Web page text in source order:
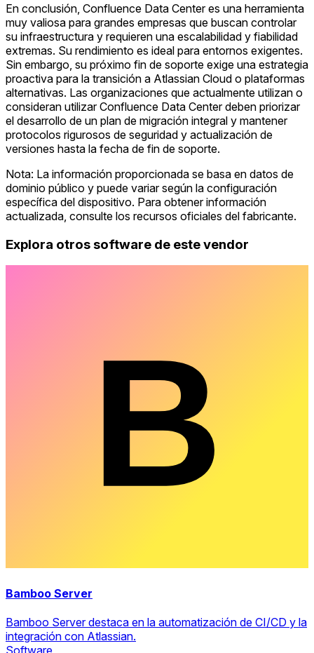
En conclusión, Confluence Data Center es una herramienta
muy valiosa para grandes empresas que buscan controlar
su infraestructura y requieren una escalabilidad y fiabilidad
extremas. Su rendimiento es ideal para entornos exigentes.
Sin embargo, su próximo fin de soporte exige una estrategia
proactiva para la transición a Atlassian Cloud o plataformas
alternativas. Las organizaciones que actualmente utilizan o
consideran utilizar Confluence Data Center deben priorizar
el desarrollo de un plan de migración integral y mantener
protocolos rigurosos de seguridad y actualización de
versiones hasta la fecha de fin de soporte.
Nota: La información proporcionada se basa en datos de
dominio público y puede variar según la configuración
específica del dispositivo. Para obtener información
actualizada, consulte los recursos oficiales del fabricante.
Explora otros software de este vendor
Bamboo Server
Bamboo Server destaca en la automatización de CI/CD y la
integración con Atlassian.
Software